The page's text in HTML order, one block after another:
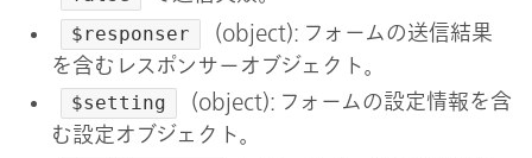
$responser
(object): フォームの送信結果
を含むレスポンサーオブジェクト。
$setting
(object): フォームの設定情報を含
む設定オブジェクト。